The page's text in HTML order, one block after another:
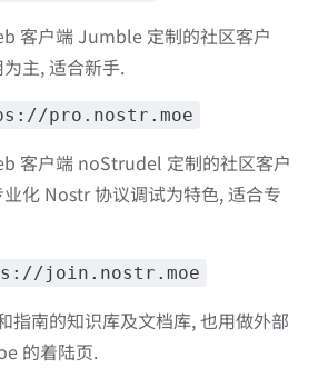
客户端 Jumble 定制的社区客户
主, 适合新手.
pro.nostr.moe
客户端 noStrudel 定制的社区客户
化 Nostr 协议调试为特色, 适合专
join.nostr.moe
指南的知识库及文档库, 也用做外部
的着陆页.